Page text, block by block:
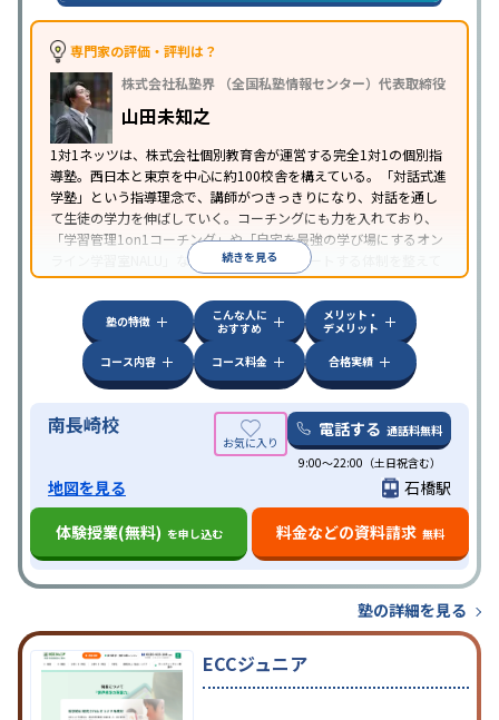
特徴
中高一貫校生に対応
ブレットを利用
季節講習のみの受講可自習室あり
専門家の評価・評判は？
株式会社私塾界 （全国私塾情報センター）代表取締役
山田未知之
1対1ネッツは、株式会社個別教育舎が運営する完全1対1の個別指
導塾。西日本と東京を中心に約100校舎を構えている。「対話式進
学塾」という指導理念で、講師がつきっきりになり、対話を通し
て生徒の学力を伸ばしていく。コーチングにも力を入れており、
「学習管理1on1コーチング」や「自宅を最強の学び場にするオン
ライン学習室NALU」など、自宅学習もサポートする体制を整えて
いる。
続きを見る
塾の特徴
こんな人に
おすすめ
メリット・
デメリット
コース内容
コース料金 合格実績
南長崎校 電話する 通話料無料
9:00～22:00（土日祝含む）
地図を見る
石橋駅
体験授業(無料) を申し込む 料金などの資料請求 無料
塾の詳細を見る
ECCジュニア